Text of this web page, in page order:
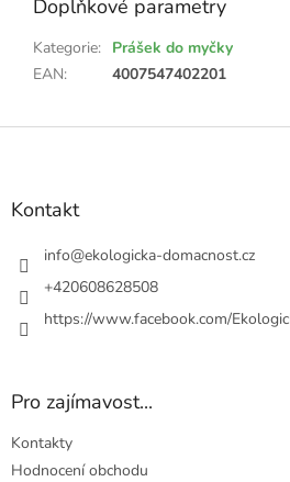
Doplňkové parametry
Kategorie: Prášek do myčky
EAN: 4007547402201
Z
Kontakt
info@ekologicka-domacnost.cz
+420608628508
https://www.facebook.com/
Pro zajímavost...
Kontakty
Hodnocení obchodu